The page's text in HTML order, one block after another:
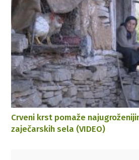
Crveni krst pomaže
zaječarskih sela (VIDEO)